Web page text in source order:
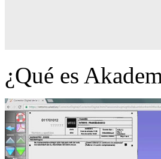
¿Qué es